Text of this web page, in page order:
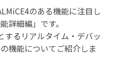
のある機能に注目し
詳細編」です。
するリアルタイム・デバッ
機能についてご紹介しま